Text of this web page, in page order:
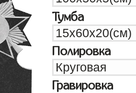
Тумба
Полировка
Гравировка